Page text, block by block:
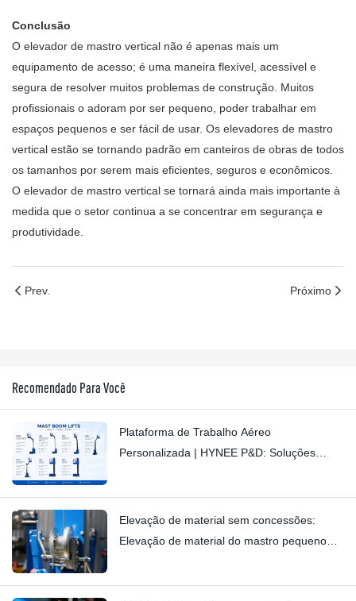
Conclusão
O elevador de mastro vertical não é apenas mais um
equipamento de acesso; é uma maneira flexível, acessível e
segura de resolver muitos problemas de construção. Muitos
profissionais o adoram por ser pequeno, poder trabalhar em
espaços pequenos e ser fácil de usar. Os elevadores de mastro
vertical estão se tornando padrão em canteiros de obras de todos
os tamanhos por serem mais eficientes, seguros e econômicos.
O elevador de mastro vertical se tornará ainda mais importante à
medida que o setor continua a se concentrar em segurança e
produtividade.
Prev. Próximo
Recomendado Para Você
Plataforma de Trabalho Aéreo
Personalizada | HYNEE P&D: Soluções
Elevação de material sem concessões:
Elevação de material do mastro pequeno